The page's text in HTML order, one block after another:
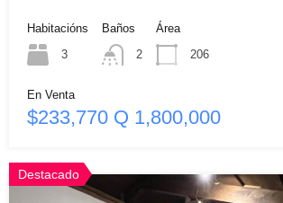
Habitacións
3
Baños
2
Área
206
En Venta
$233,770 Q 1,800,000
Destacado